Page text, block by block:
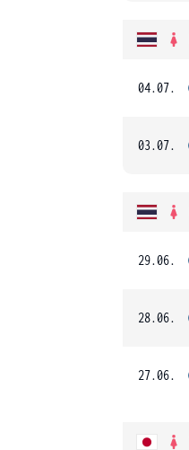
04.07.
03.07.
29.06.
28.06.
27.06.